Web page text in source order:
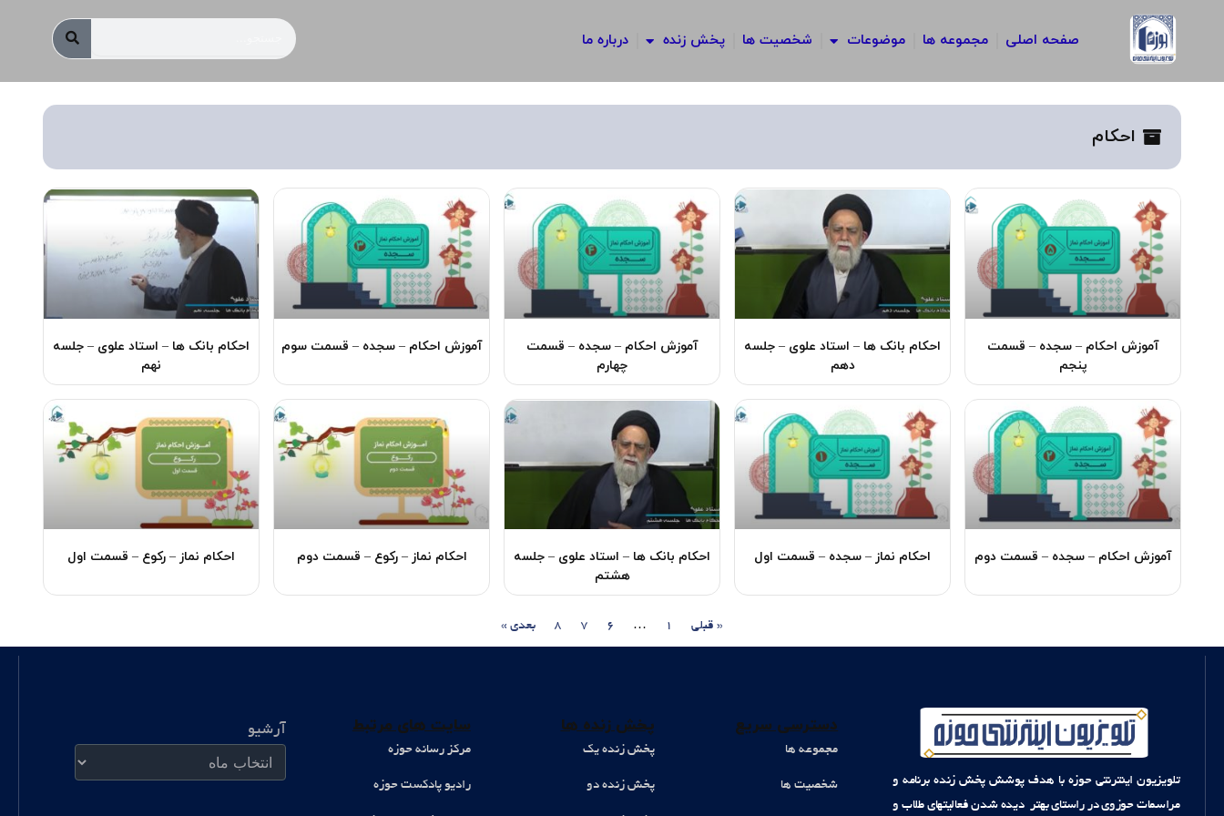
صفحه اصلی مجموعه ها موضوعات شخصیت ها پخش زنده درباره ما
جستجو
احکام
آموزش احکام – سجده – قسمت
پنجم
احکام بانک ها – استاد علوی – جلسه
دهم
آموزش احکام – سجده – قسمت
چهارم
آموزش احکام – سجده – قسمت سوم
احکام بانک ها – استاد علوی – جلسه
نهم
آموزش احکام – سجده – قسمت دوم احکام نماز – سجده – قسمت اول
احکام بانک ها – استاد علوی – جلسه
هشتم
احکام نماز – رکوع – قسمت دوم احکام نماز – رکوع – قسمت اول
« قبلی 1
…
برگه
6
7
8 بعدی »
تلویزیون اینترنتی حوزه با هدف پوشش پخش زنده برنامه و
مراسمات حوزوی در راستای بهتر دیده شدن فعالیتهای طلاب و
دسترسی سریع
مجموعه ها
شخصیت ها
پخش زنده ها
پخش زنده یک
پخش زنده دو
سایت های مرتبط
مرکز رسانه حوزه
رادیو پادکست حوزه
آرشیو
آرشیو